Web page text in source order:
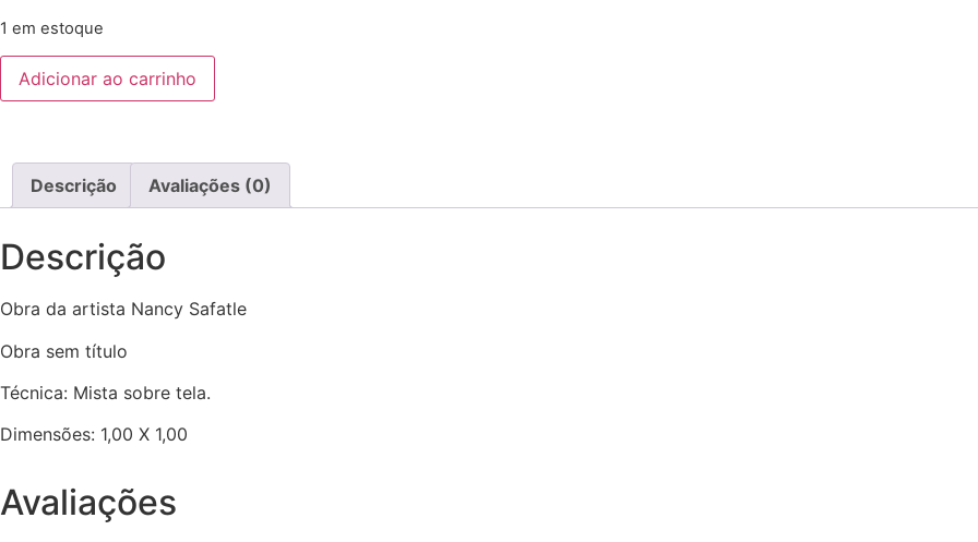
1 em estoque
Adicionar ao carrinho
Descrição Avaliações (0)
Descrição
Obra da artista Nancy Safatle
Obra sem título
Técnica: Mista sobre tela.
Dimensões: 1,00 X 1,00
Avaliações